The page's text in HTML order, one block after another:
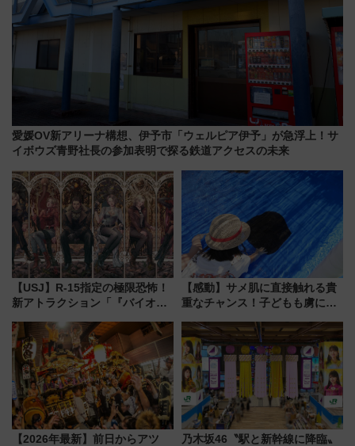
愛媛OV新アリーナ構想、伊予市「ウェルピア伊予」が急浮上！サ
イボウズ青野社長の参加表明で探る鉄道アクセスの未来
【USJ】R-15指定の極限恐怖！
新アトラクション「『バイオハ
ブ」今秋登場 ―予測不能の恐
怖に泣き叫べ―
【感動】サメ肌に直接触れる貴
重なチャンス！子どもも虜にな
メのタッチングプール」【夏休
み限定企画】
【2026年最新】前日からアツ
乃木坂46〝駅と新幹線に降臨〟